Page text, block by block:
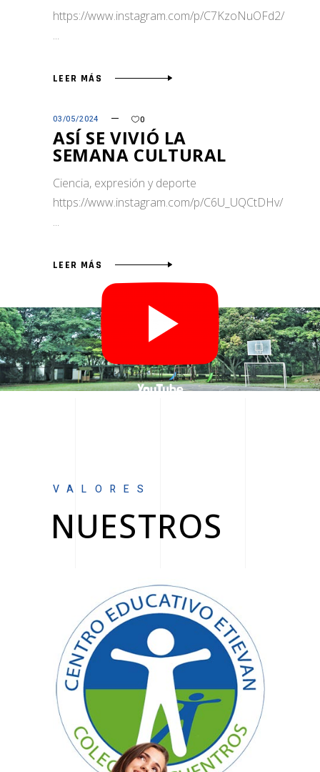
https://www.instagram.com/p/C7KzoNuOFd2/
LEER MÁS
03/05/2024 0
ASÍ SE VIVIÓ LA
SEMANA CULTURAL
Ciencia, expresión y deporte
https://www.instagram.com/p/C6U_UQCtDHv/
LEER MÁS
VALORES
NUESTROS